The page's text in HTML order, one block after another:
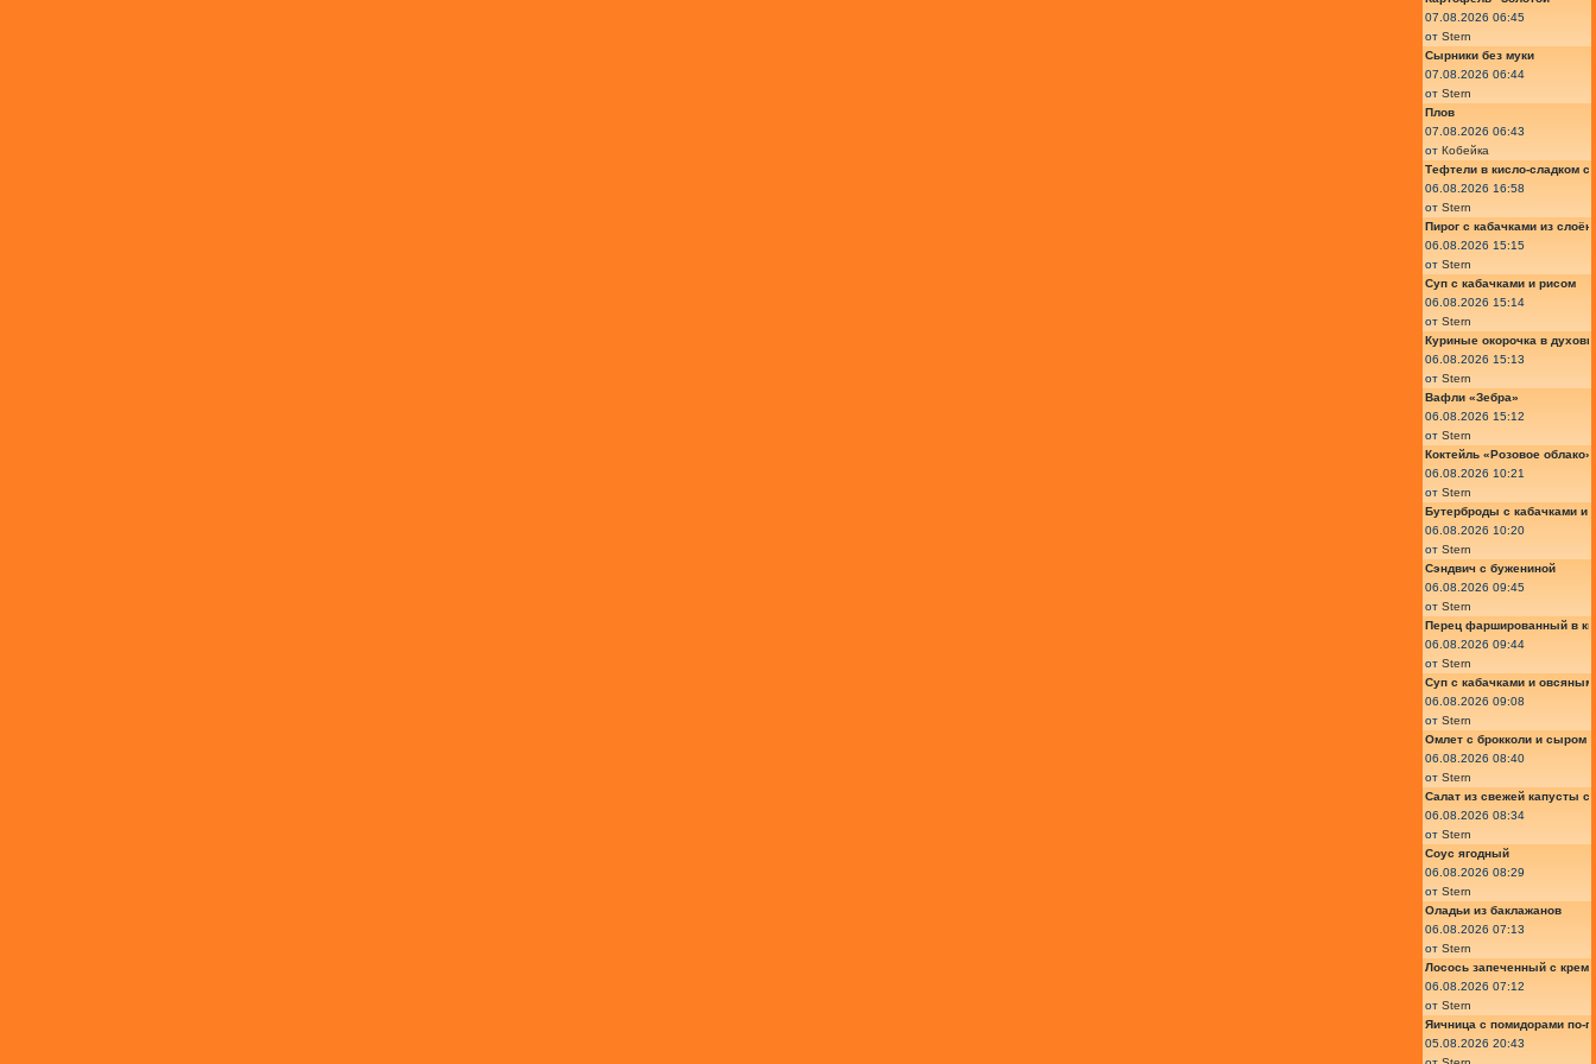
07.08.2026 06:45
от Stern
Сырники без муки
07.08.2026 06:44
от Stern
Плов
07.08.2026 06:43
от Кобейка
Тефтели в кисло-сладком
06.08.2026 16:58
от Stern
Пирог с кабачками из
06.08.2026 15:15
от Stern
Суп с кабачками и рисом
06.08.2026 15:14
от Stern
Куриные окорочка в
06.08.2026 15:13
от Stern
Вафли «Зебра»
06.08.2026 15:12
от Stern
Коктейль «Розовое
06.08.2026 10:21
от Stern
Бутерброды с кабачками и
06.08.2026 10:20
от Stern
Сэндвич с бужениной
06.08.2026 09:45
от Stern
Перец фаршированный в
06.08.2026 09:44
от Stern
Суп с кабачками и
06.08.2026 09:08
от Stern
Омлет с брокколи и сыром
06.08.2026 08:40
от Stern
Салат из свежей капусты
06.08.2026 08:34
от Stern
Соус ягодный
06.08.2026 08:29
от Stern
Оладьи из баклажанов
06.08.2026 07:13
от Stern
Лосось запеченный с
06.08.2026 07:12
от Stern
Яичница с помидорами по-
05.08.2026 20:43